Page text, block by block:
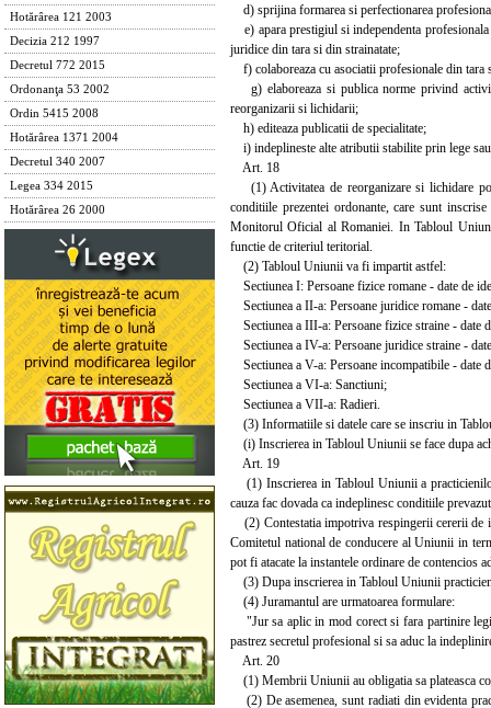
Hotărârea 121 2003
Decizia 212 1997
Decretul 772 2015
Ordonanţa 53 2002
Ordin 5415 2008
Hotărârea 1371 2004
Decretul 340 2007
Legea 334 2015
Hotărârea 26 2000
d) sprijina formarea si perfectionarea
e) apara prestigiul si independenta
juridice din tara si din strainatate;
f) colaboreaza cu asociatii profesionale din tara
g) elaboreaza si publica norme privind
reorganizarii si lichidarii;
h) editeaza publicatii de specialitate;
i) indeplineste alte atributii stabilite prin lege
Art. 18
(1) Activitatea de reorganizare si lichidare
conditiile prezentei ordonante, care sunt
Monitorul Oficial al Romaniei. In Tabloul
functie de criteriul teritorial.
(2) Tabloul Uniunii va fi impartit astfel:
Sectiunea I: Persoane fizice romane - date de
Sectiunea a II-a: Persoane juridice romane -
Sectiunea a III-a: Persoane fizice straine - date
Sectiunea a IV-a: Persoane juridice straine -
Sectiunea a V-a: Persoane incompatibile - date
Sectiunea a VI-a: Sanctiuni;
Sectiunea a VII-a: Radieri.
(3) Informatiile si datele care se inscriu in
(i) Inscrierea in Tabloul Uniunii se face dupa
Art. 19
(1) Inscrierea in Tabloul Uniunii a
cauza fac dovada ca indeplinesc conditiile
(2) Contestatia impotriva respingerii cererii de
Comitetul national de conducere al Uniunii in
pot fi atacate la instantele ordinare de
(3) Dupa inscrierea in Tabloul Uniunii
(4) Juramantul are urmatoarea formulare:
"Jur sa aplic in mod corect si fara partinire
pastrez secretul profesional si sa aduc la
Art. 20
(1) Membrii Uniunii au obligatia sa plateasca
(2) De asemenea, sunt radiati din evidenta